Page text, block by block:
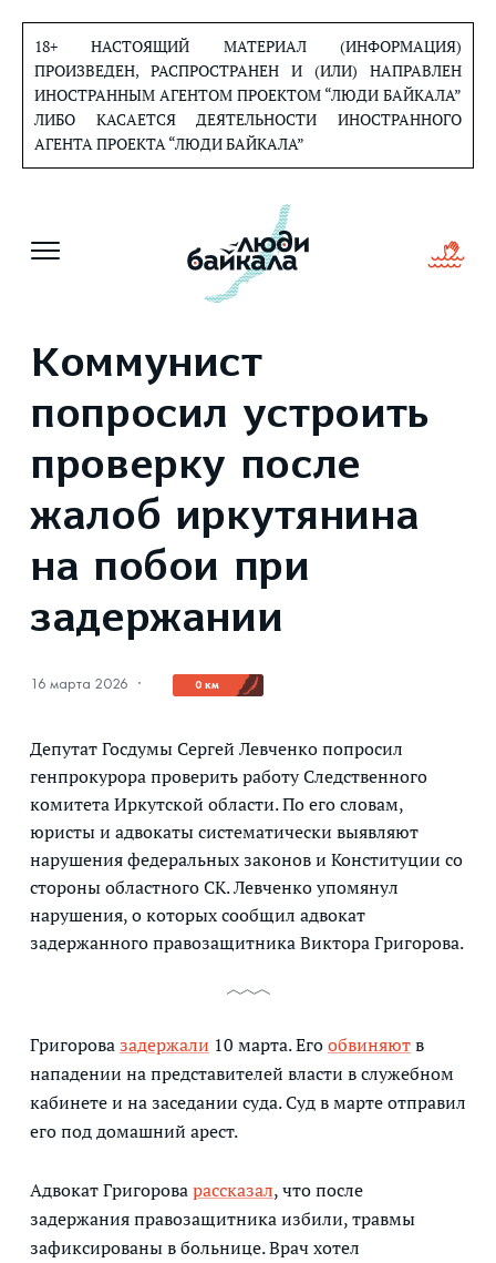
содержанию
18+ НАСТОЯЩИЙ МАТЕРИАЛ (ИНФОРМАЦИЯ)
ПРОИЗВЕДЕН, РАСПРОСТРАНЕН И (ИЛИ) НАПРАВЛЕН
ИНОСТРАННЫМ АГЕНТОМ ПРОЕКТОМ “ЛЮДИ БАЙКАЛА”
ЛИБО КАСАЕТСЯ ДЕЯТЕЛЬНОСТИ ИНОСТРАННОГО
АГЕНТА ПРОЕКТА “ЛЮДИ БАЙКАЛА”
Коммунист
попросил устроить
проверку после
жалоб иркутянина
на побои при
задержании
16 марта 2026 · 0 км
Депутат Госдумы Сергей Левченко попросил
генпрокурора проверить работу Следственного
комитета Иркутской области. По его словам,
юристы и адвокаты систематически выявляют
нарушения федеральных законов и Конституции со
стороны областного СК. Левченко упомянул
нарушения, о которых сообщил адвокат
задержанного правозащитника Виктора Григорова.
Григоровазадержали 10 марта. Егообвиняютв
нападении на представителей власти в служебном
кабинете и на заседании суда. Суд в марте отправил
его под домашний арест.
Адвокат Григороварассказал, что после
задержания правозащитника избили, травмы
зафиксированы в больнице. Врач хотел